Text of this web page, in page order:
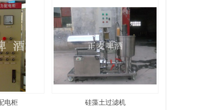
电柜 硅藻土过滤机